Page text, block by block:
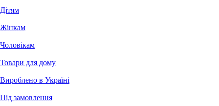
Дітям
Жінкам
Чоловікам
Товари для дому
Вироблено в Україні
Під замовлення